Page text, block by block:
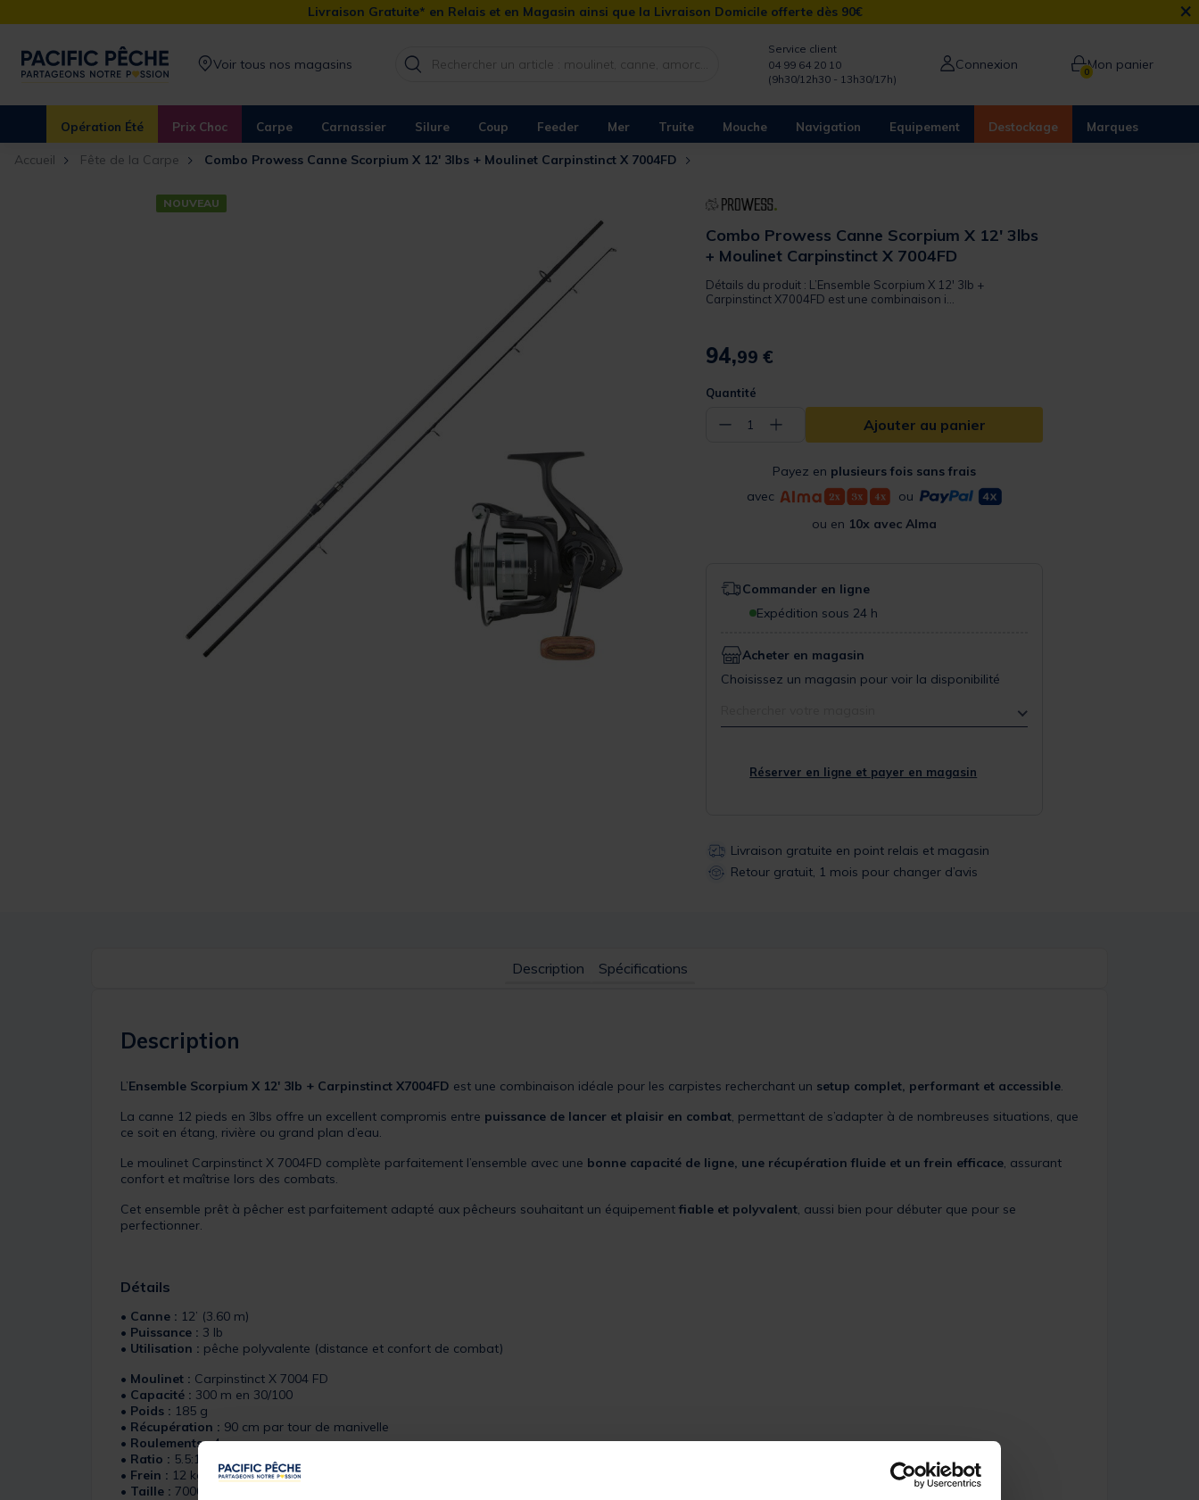
Livraison Gratuite* en Relais et en Magasin ainsi que la Livraison Domicile offerte dès 90€ ×
Voir tous nos magasins
Service client
04 99 64 20 10
(9h30/12h30 - 13h30/17h)
Connexion 0Mon panier
Opération Été Prix Choc Carpe Carnassier Silure Coup Feeder Mer Truite Mouche Navigation Equipement Destockage Marques
Accueil Fête de la Carpe Combo Prowess Canne Scorpium X 12' 3lbs + Moulinet Carpinstinct X 7004FD
NOUVEAU
Combo Prowess Canne Scorpium X 12' 3lbs
+ Moulinet Carpinstinct X 7004FD
Détails du produit : L’Ensemble Scorpium X 12' 3lb +
Carpinstinct X7004FD est une combinaison i...
94,99 €
Quantité
− 1 + Ajouter au panier
Payez en plusieurs fois sans frais
avec
ou
ou en 10x avec Alma
Commander en ligne
Expédition sous 24 h
Acheter en magasin
Choisissez un magasin pour voir la disponibilité
Réserver en ligne et payer en magasin
Livraison gratuite en point relais et magasin
Retour gratuit, 1 mois pour changer d’avis
Description Spécifications
Description
L’Ensemble Scorpium X 12' 3lb + Carpinstinct X7004FD est une combinaison idéale pour les carpistes recherchant un setup complet, performant et accessible.
La canne 12 pieds en 3lbs offre un excellent compromis entre puissance de lancer et plaisir en combat, permettant de s’adapter à de nombreuses situations, que
ce soit en étang, rivière ou grand plan d’eau.
Le moulinet Carpinstinct X 7004FD complète parfaitement l’ensemble avec une bonne capacité de ligne, une récupération fluide et un frein efficace, assurant
confort et maîtrise lors des combats.
Cet ensemble prêt à pêcher est parfaitement adapté aux pêcheurs souhaitant un équipement fiable et polyvalent, aussi bien pour débuter que pour se
perfectionner.
Détails
• Canne : 12’ (3.60 m)
• Puissance : 3 lb
• Utilisation : pêche polyvalente (distance et confort de combat)
• Moulinet : Carpinstinct X 7004 FD
• Capacité : 300 m en 30/100
• Poids : 185 g
• Récupération : 90 cm par tour de manivelle
• Roulements :4
• Ratio : 5.5:1
• Frein : 12 kg
• Taille : 7000